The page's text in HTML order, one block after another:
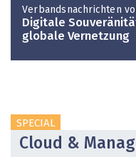
Verbandsnachrichten
Digitale
globale Vernetzung
SPECIAL
Cloud &